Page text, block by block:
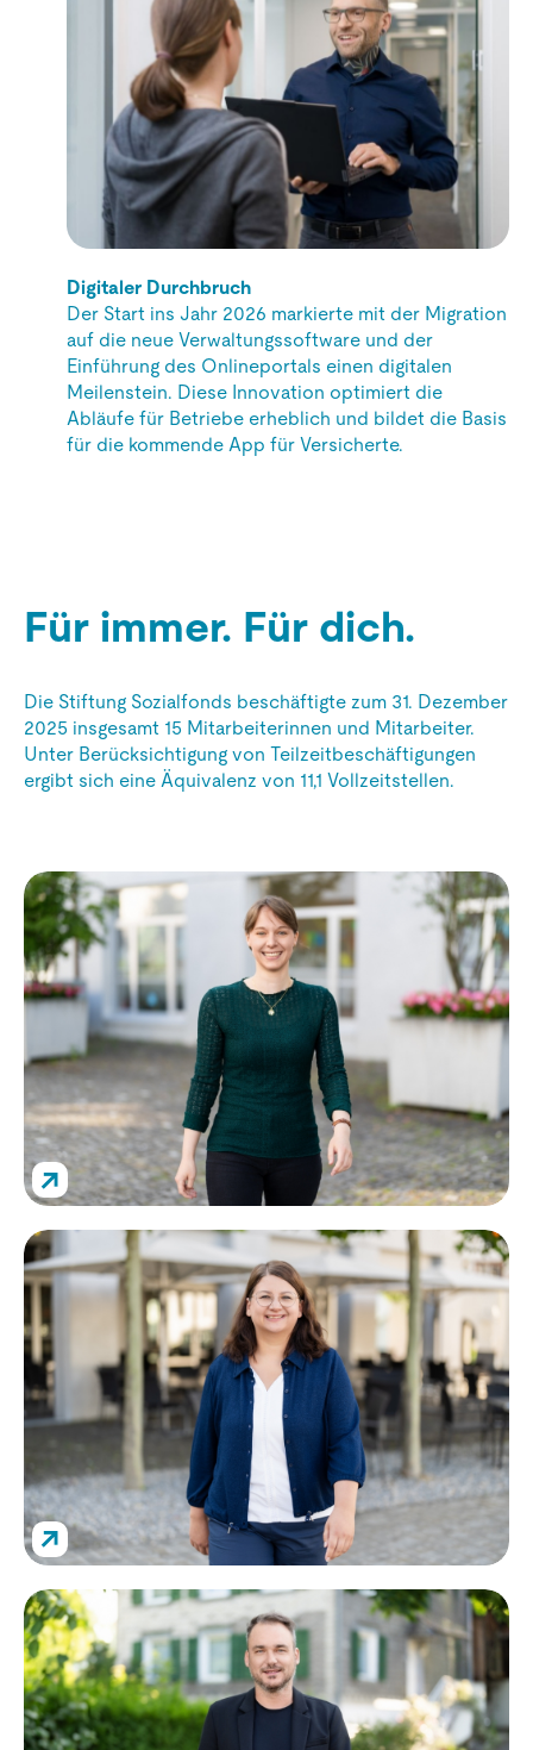
Digitaler Durchbruch
Der Start ins Jahr 2026 markierte mit der Migration
auf die neue Verwaltungssoftware und der
Einführung des Onlineportals einen digitalen
Meilenstein. Diese Innovation optimiert die
Abläufe für Betriebe erheblich und bildet die Basis
für die kommende App für Versicherte.
Für immer. Für dich.
Die Stiftung Sozialfonds beschäftigte zum 31. Dezember
2025 insgesamt 15 Mitarbeiterinnen und Mitarbeiter.
Unter Berücksichtigung von Teilzeitbeschäftigungen
ergibt sich eine Äquivalenz von 11,1 Vollzeitstellen.
Kundenbetreuung
Nadja Davatz
↗
↗